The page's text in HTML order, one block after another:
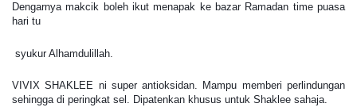
Dengarnya makcik boleh ikut menapak ke bazar Ramadan time puasa
hari tu
syukur Alhamdulillah.
VIVIX SHAKLEE ni super antioksidan. Mampu memberi perlindungan
sehingga di peringkat sel. Dipatenkan khusus untuk Shaklee sahaja.